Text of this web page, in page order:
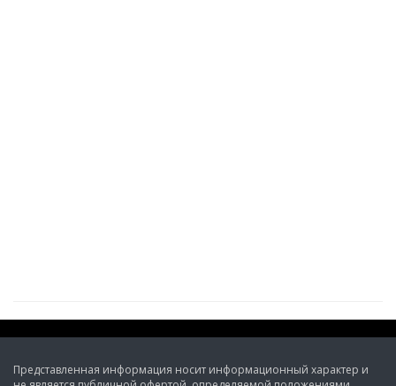
Представленная информация носит информационный характер и